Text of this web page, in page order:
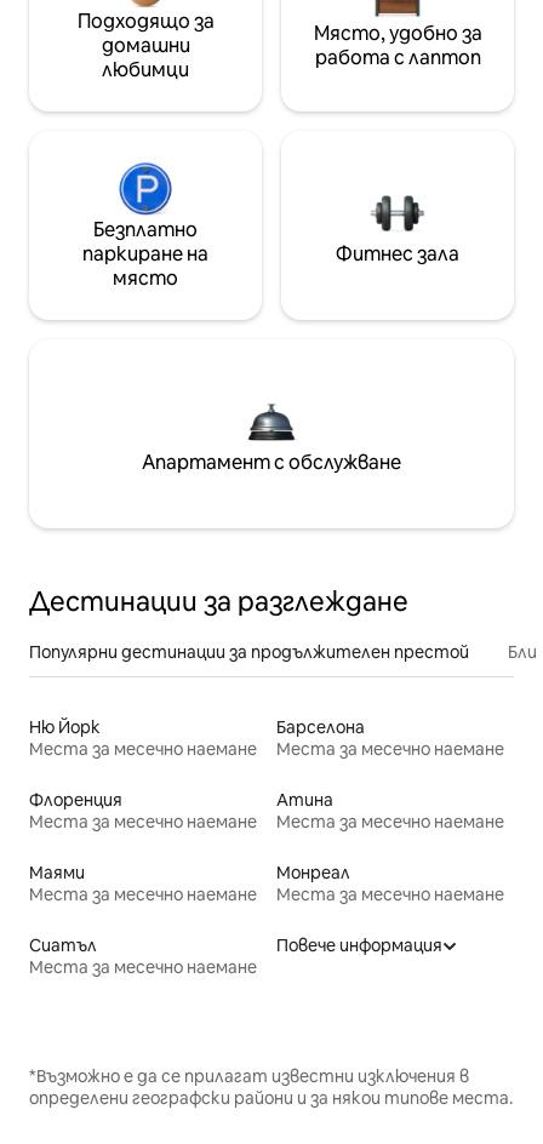
Подходящо за
домашни
любимци
Място, удобно за
работа с лаптоп
Безплатно
паркиране на
място
Фитнес зала
Апартамент с обслужване
Дестинации за разглеждане
Популярни дестинации за продължителен престой
Ню Йорк
Места за месечно наемане
Барселона
Места за месечно наемане
Флоренция
Места за месечно наемане
Атина
Места за месечно наемане
Маями
Места за месечно наемане
Монреал
Места за месечно наемане
Сиатъл
Места за месечно наемане
Повече информация
*Възможно е да се прилагат известни изключения в
определени географски райони и за някои типове места.